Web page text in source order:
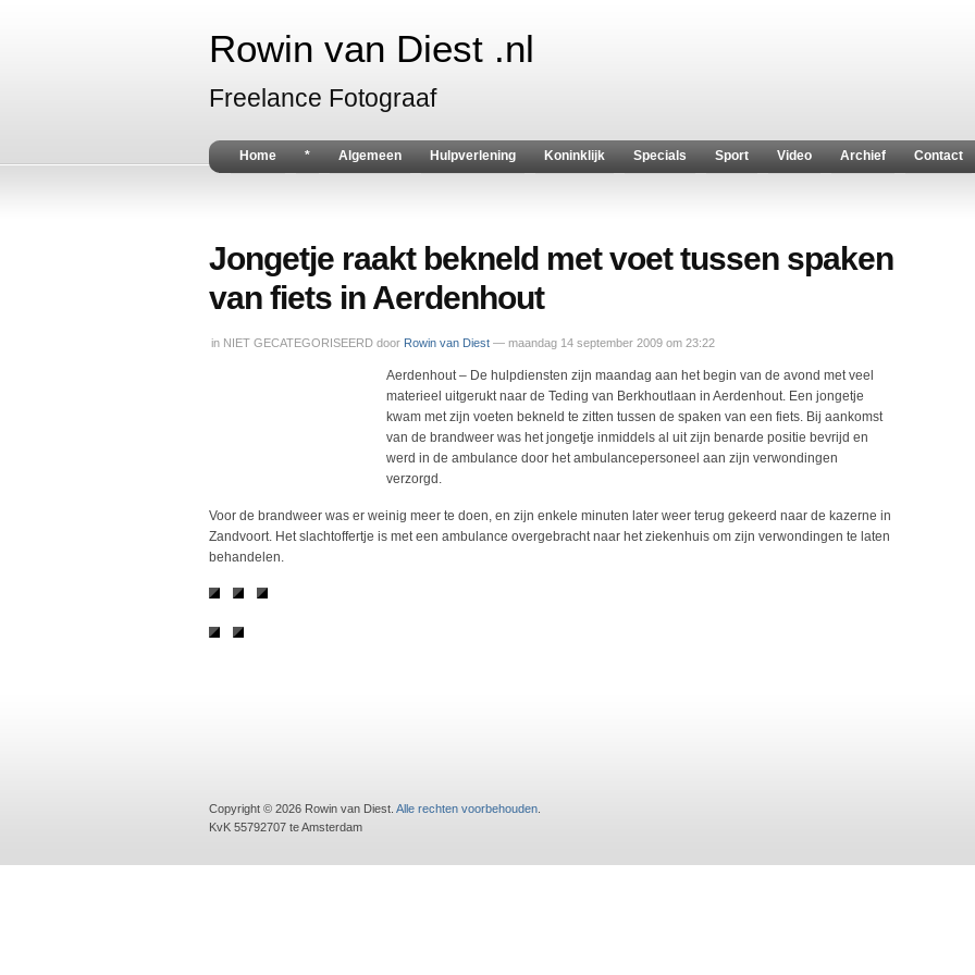
Rowin van Diest .nl
Freelance Fotograaf
Home * Algemeen Hulpverlening Koninklijk Specials Sport Video Archief Contact
Jongetje raakt bekneld met voet tussen spaken
van fiets in Aerdenhout
in NIET GECATEGORISEERD door Rowin van Diest — maandag 14 september 2009 om 23:22
Aerdenhout – De hulpdiensten zijn maandag aan het begin van de avond met veel
materieel uitgerukt naar de Teding van Berkhoutlaan in Aerdenhout. Een jongetje
kwam met zijn voeten bekneld te zitten tussen de spaken van een fiets. Bij aankomst
van de brandweer was het jongetje inmiddels al uit zijn benarde positie bevrijd en
werd in de ambulance door het ambulancepersoneel aan zijn verwondingen
verzorgd.
Voor de brandweer was er weinig meer te doen, en zijn enkele minuten later weer terug gekeerd naar de kazerne in
Zandvoort. Het slachtoffertje is met een ambulance overgebracht naar het ziekenhuis om zijn verwondingen te laten
behandelen.
Copyright © 2026 Rowin van Diest. Alle rechten voorbehouden
KvK 55792707 te Amsterdam